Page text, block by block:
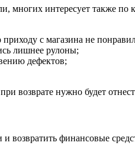
многих интересует также
с магазина не
лишнее рулоны;
дефектов;
возврате нужно будет
возвратить финансовые